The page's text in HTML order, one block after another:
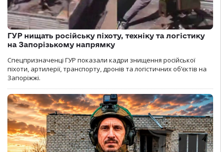
ГУР нищать російську піхоту, техніку та логістику
на Запорізькому напрямку
Спецпризначенці ГУР показали кадри знищення російської
піхоти, артилерії, транспорту, дронів та логістичних об’єктів на
Запоріжжі.